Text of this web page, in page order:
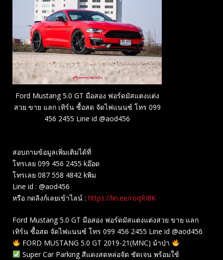
Ford Mustang 5.0 GT มือสอง ฟอร์ดมัสแตงแต่ง
สวย ขาย แลก เทิร์น ซื้อสด จัดไฟแนนซ์ โทร 099
456 2455 Line id @aod456
สอบถามข้อมูลเพิ่มเติมได้ที่
โทรเลย 099 456 2455 kอ๊อด
โทรเลย 087 558 4842 kพิม
Line id : @aod456
หรือ กดลิงก์เลยเข้าไลน์ : https://lin.ee/roqRI8K
Ford Mustang 5.0 GT มือสอง ฟอร์ดมัสแตงแต่งสวย ขาย แลก
เทิร์น ซื้อสด จัดไฟแนนซ์ โทร 099 456 2455 Line id @aod456
FORD MUSTANG 5.0 GT 2019-21(MNC) ม้าป่า
Super Car Parking สีแดงสดหล่อจัด ชัดเจน พร้อมใช้